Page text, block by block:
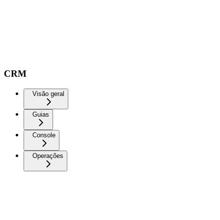
CRM
Visão geral
Guias
Console
Operações